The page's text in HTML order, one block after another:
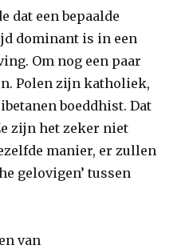
dat een bepaalde
dominant is in een
Om nog een paar
Polen zijn katholiek,
boeddhist. Dat
zijn het zeker niet
manier, er zullen
gelovigen’ tussen
van